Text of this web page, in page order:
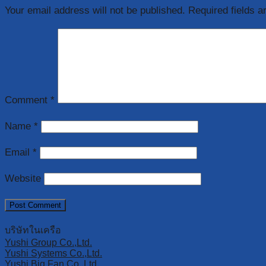
Your email address will not be published. Required fields
Comment *
Name *
Email *
Website
บริษัทในเครือ
Yushi Group Co.,Ltd.
Yushi Systems Co.,Ltd.
Yushi Big Fan Co.,Ltd.